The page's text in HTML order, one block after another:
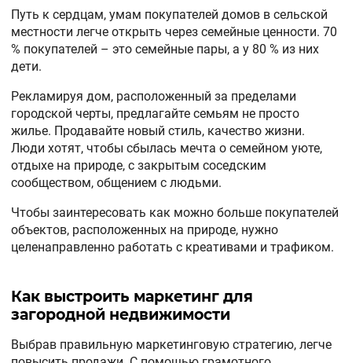
Путь к сердцам, умам покупателей домов в сельской
местности легче открыть через семейные ценности. 70
% покупателей – это семейные пары, а у 80 % из них
дети.
Рекламируя дом, расположенный за пределами
городской черты, предлагайте семьям не просто
жилье. Продавайте новый стиль, качество жизни.
Люди хотят, чтобы сбылась мечта о семейном уюте,
отдыхе на природе, с закрытым соседским
сообществом, общением с людьми.
Чтобы заинтересовать как можно больше покупателей
объектов, расположенных на природе, нужно
целенаправленно работать с креативами и трафиком.
Как выстроить маркетинг для
загородной недвижимости
Выбрав правильную маркетинговую стратегию, легче